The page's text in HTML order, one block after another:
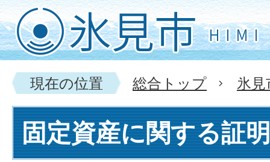
現在の位置 総合トップ 氷
固定資産に関する証明